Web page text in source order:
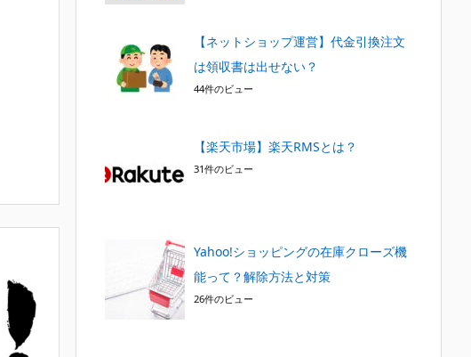
【ネットショップ運営】代金引換注文
は領収書は出せない？
44件のビュー
【楽天市場】楽天RMSとは？
31件のビュー
Yahoo!ショッピングの在庫クローズ機
能って？解除方法と対策
26件のビュー